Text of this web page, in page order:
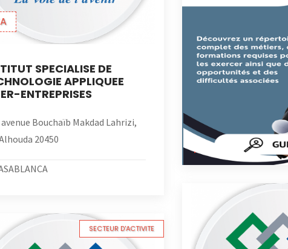
SPECIALISE DE
APPLIQUEE
ENTREPRISES
avenue Bouchaïb Makdad Lahrizi,
20450
SECTEUR D'ACTIVITE